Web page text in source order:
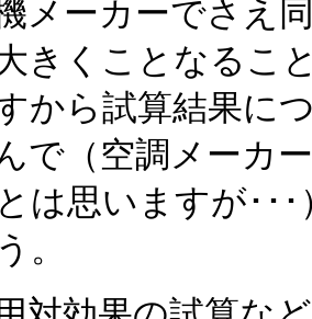
メーカーでさえ
きくことなるこ
から試算結果に
で（空調メーカ
は思いますが･･
。